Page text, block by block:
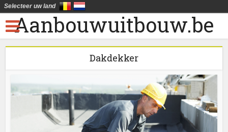
Aanbouwuitbouw.be
Dakdekker
Selecteer uw land